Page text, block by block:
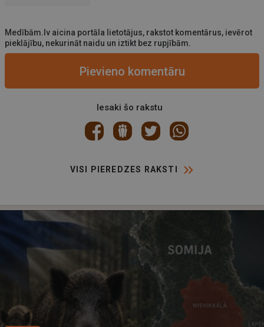
Medībām.lv aicina portāla lietotājus, rakstot komentārus, ievērot
pieklājību, nekurināt naidu un iztikt bez rupjībām.
Pievieno komentāru
Iesaki šo rakstu
VISI PIEREDZES RAKSTI